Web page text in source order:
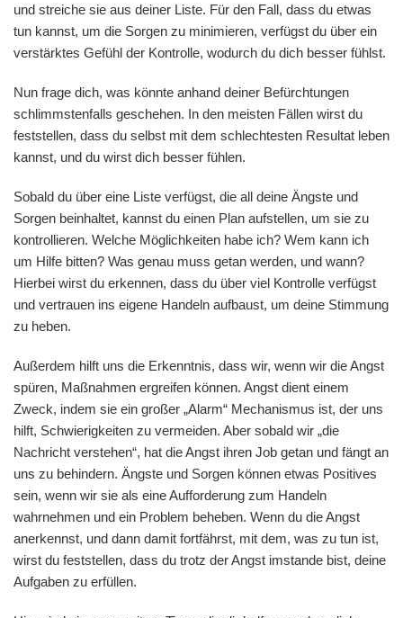
und streiche sie aus deiner Liste. Für den Fall, dass du etwas
tun kannst, um die Sorgen zu minimieren, verfügst du über ein
verstärktes Gefühl der Kontrolle, wodurch du dich besser fühlst.
Nun frage dich, was könnte anhand deiner Befürchtungen
schlimmstenfalls geschehen. In den meisten Fällen wirst du
feststellen, dass du selbst mit dem schlechtesten Resultat leben
kannst, und du wirst dich besser fühlen.
Sobald du über eine Liste verfügst, die all deine Ängste und
Sorgen beinhaltet, kannst du einen Plan aufstellen, um sie zu
kontrollieren. Welche Möglichkeiten habe ich? Wem kann ich
um Hilfe bitten? Was genau muss getan werden, und wann?
Hierbei wirst du erkennen, dass du über viel Kontrolle verfügst
und vertrauen ins eigene Handeln aufbaust, um deine Stimmung
zu heben.
Außerdem hilft uns die Erkenntnis, dass wir, wenn wir die Angst
spüren, Maßnahmen ergreifen können. Angst dient einem
Zweck, indem sie ein großer „Alarm“ Mechanismus ist, der uns
hilft, Schwierigkeiten zu vermeiden. Aber sobald wir „die
Nachricht verstehen“, hat die Angst ihren Job getan und fängt an
uns zu behindern. Ängste und Sorgen können etwas Positives
sein, wenn wir sie als eine Aufforderung zum Handeln
wahrnehmen und ein Problem beheben. Wenn du die Angst
anerkennst, und dann damit fortfährst, mit dem, was zu tun ist,
wirst du feststellen, dass du trotz der Angst imstande bist, deine
Aufgaben zu erfüllen.